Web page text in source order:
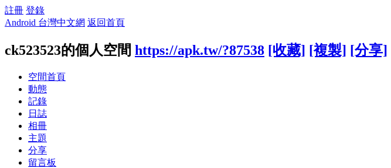
註冊 登錄
Android 台灣中文網 返回首頁
ck523523的個人空間 https://apk.tw/?87538 [收藏] [複製] [分享]
空間首頁
動態
記錄
日誌
相冊
主題
分享
留言板